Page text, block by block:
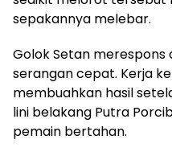
sepakannya melebar.
Golok Setan
serangan cepat. Kerja
membuahkan hasil
lini belakang Putra
pemain bertahan.